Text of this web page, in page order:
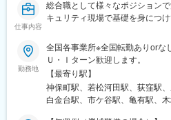
桜山駅、森下駅(愛知県)、尼ケ
駅、水野駅、北野桝塚駅、豊田
駅、大府駅、前後駅、西尾駅、
竜川駅、掛川駅、磐田駅、静岡
駅、富士宮駅、富士駅、焼津駅
駅、御殿場駅、伊東駅、熱海駅
駅、三島駅、多治見駅、瑞浪駅
仕事内容
総合職として様々なポジション
キュリティ現場で基礎を身につけ
勤務地
全国各事業所※全国転勤ありorな
Ｕ・Ｉターン歓迎します。
【最寄り駅】
神保町駅、若松河田駅、荻窪駅
白金台駅、市ケ谷駅、亀有駅、